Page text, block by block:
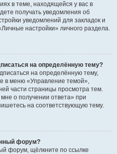
в теме, находящейся у вас в
получать уведомления об
уведомлений для закладок и
настройки» личного раздела.
на определённую тему?
на определённую тему,
в меню «Управление темой»,
части страницы просмотра тем.
о получении ответа» при
на соответствующую тему.
форум?
форум, щёлкните по ссылке